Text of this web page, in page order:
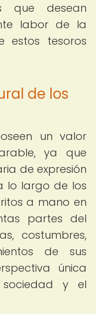
que desean
labor de la
estos tesoros
de los
un valor
ya que
de expresión
lo largo de los
a mano en
partes del
costumbres,
de sus
única
y el